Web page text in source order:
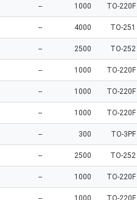
TO-220F
1000
--
TO-251
4000
--
TO-252
2500
--
TO-220F
1000
--
TO-220F
1000
--
TO-220F
1000
--
TO-3PF
300
--
TO-252
2500
--
TO-220F
1000
--
TO-220F
1000
--